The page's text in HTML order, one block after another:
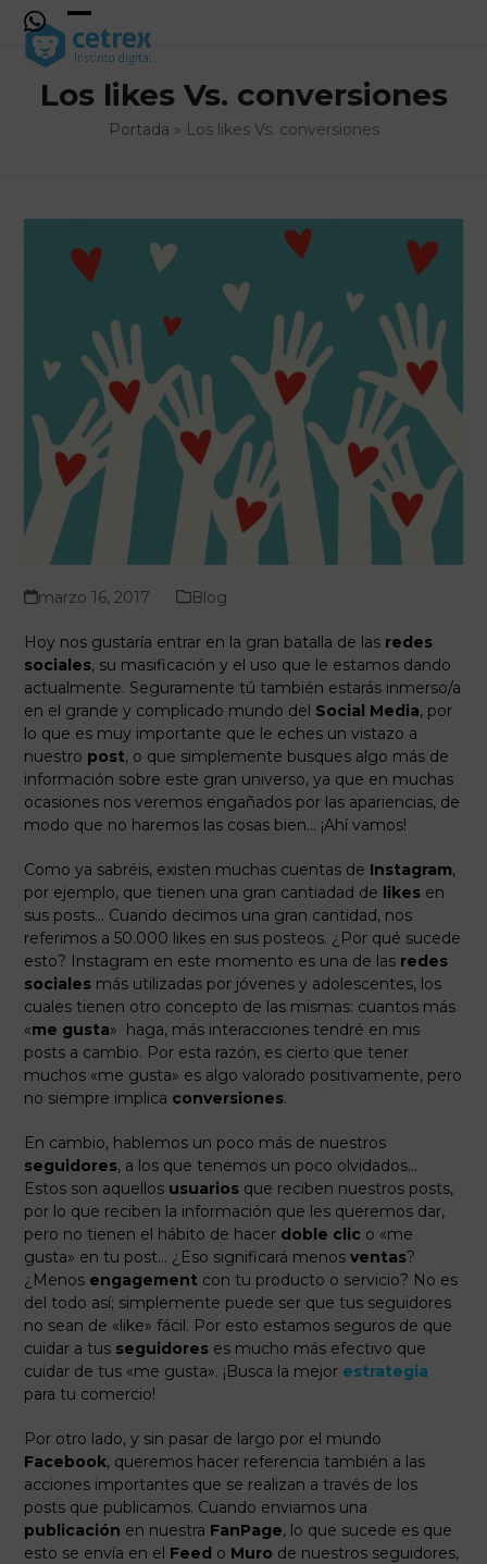
Skip
content
Open
mobile
menu
Close
mobile
menu
Los likes Vs. conversiones
Portada » Los likes Vs. conversiones
marzo 16, 2017 Blog
Hoy nos gustaría entrar en la gran batalla de las redes
sociales, su masificación y el uso que le estamos dando
actualmente. Seguramente tú también estarás inmerso/a
en el grande y complicado mundo del Social Media, por
lo que es muy importante que le eches un vistazo a
nuestro post, o que simplemente busques algo más de
información sobre este gran universo, ya que en muchas
ocasiones nos veremos engañados por las apariencias, de
modo que no haremos las cosas bien… ¡Ahí vamos!
Como ya sabréis, existen muchas cuentas de Instagram,
por ejemplo, que tienen una gran cantiadad de likes en
sus posts… Cuando decimos una gran cantidad, nos
referimos a 50.000 likes en sus posteos. ¿Por qué sucede
esto? Instagram en este momento es una de las redes
sociales más utilizadas por jóvenes y adolescentes, los
cuales tienen otro concepto de las mismas: cuantos más
«me gusta» haga, más interacciones tendré en mis
posts a cambio. Por esta razón, es cierto que tener
muchos «me gusta» es algo valorado positivamente, pero
no siempre implica conversiones.
En cambio, hablemos un poco más de nuestros
seguidores, a los que tenemos un poco olvidados…
Estos son aquellos usuarios que reciben nuestros posts,
por lo que reciben la información que les queremos dar,
pero no tienen el hábito de hacer doble clic o «me
gusta» en tu post… ¿Eso significará menosventas?
¿Menos engagement con tu producto o servicio? No es
del todo así; simplemente puede ser que tus seguidores
no sean de «like» fácil. Por esto estamos seguros de que
cuidar a tus seguidores es mucho más efectivo que
cuidar de tus «me gusta». ¡Busca la mejor estrategia
para tu comercio!
Por otro lado, y sin pasar de largo por el mundo
Facebook, queremos hacer referencia también a las
acciones importantes que se realizan a través de los
posts que publicamos. Cuando enviamos una
publicación en nuestra FanPage, lo que sucede es que
esto se envía en el Feed o Muro de nuestros seguidores,